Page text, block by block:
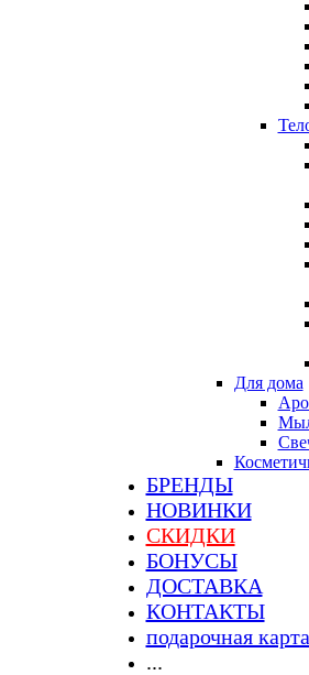
Для дома
БРЕНДЫ
НОВИНКИ
СКИДКИ
БОНУСЫ
ДОСТАВКА
КОНТАКТЫ
подарочная карта
...